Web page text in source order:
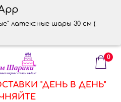
латексные шары 30 см
0
"ДЕНЬ В ДЕНЬ"